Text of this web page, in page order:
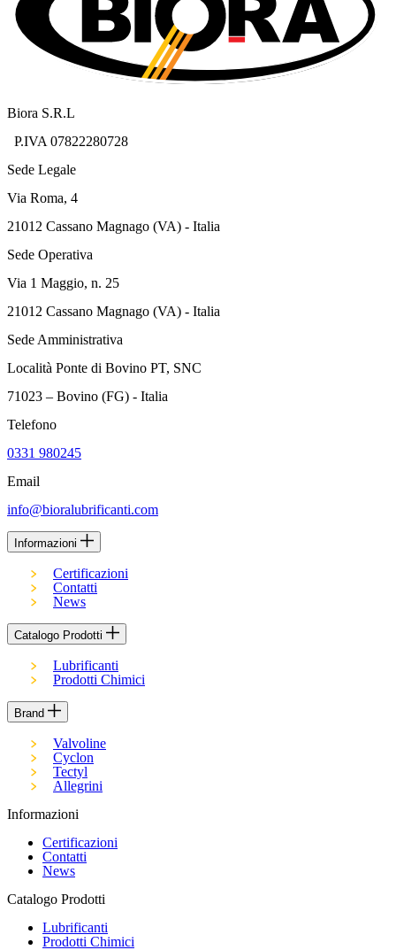
Biora S.R.L
P.IVA 07822280728
Sede Legale
Via Roma, 4
21012 Cassano Magnago (VA) - Italia
Sede Operativa
Via 1 Maggio, n. 25
21012 Cassano Magnago (VA) - Italia
Sede Amministrativa
Località Ponte di Bovino PT, SNC
71023 – Bovino (FG) - Italia
Telefono
0331 980245
Email
info@bioralubrificanti.com
Informazioni
Certificazioni
Contatti
News
Catalogo Prodotti
Lubrificanti
Prodotti Chimici
Brand
Valvoline
Cyclon
Tectyl
Allegrini
Informazioni
Certificazioni
Contatti
News
Catalogo Prodotti
Lubrificanti
Prodotti Chimici